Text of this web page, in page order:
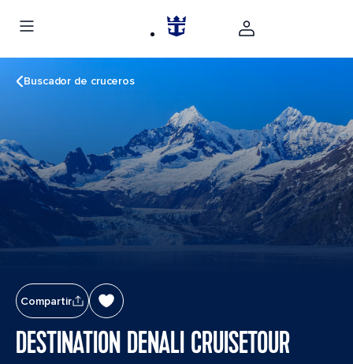
Buscador de cruceros
Compartir
DESTINATION DENALI CRUISETOUR